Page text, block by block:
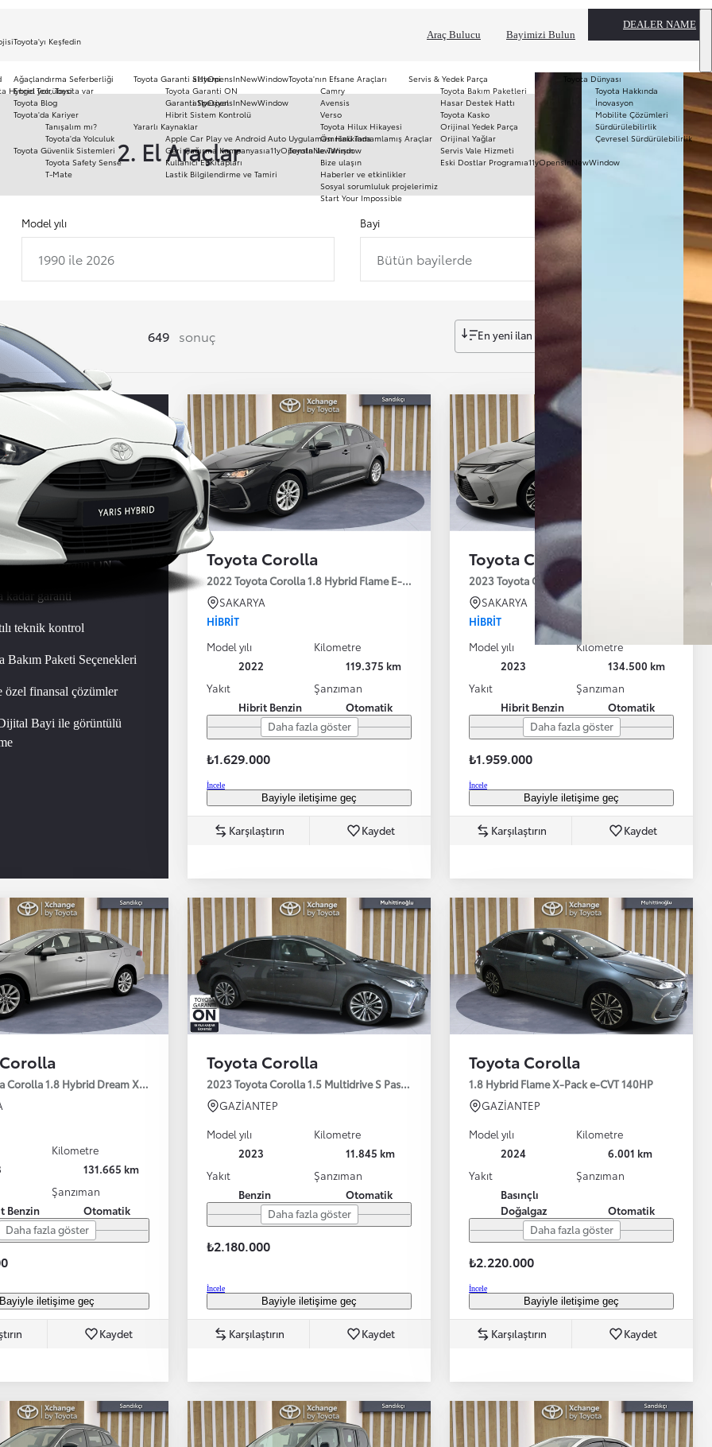
Araç Bulucu Bayimizi Bulun
DEALER NAME
Bayinizle görüntülü görüşün
Toyota kirala: Rent a Toyota
Toyota Garanti Sistemi
Toyota Garanti ON
Garanti Spesiyal
Hibrit Sistem Kontrolü
Yararlı Kaynaklar
Apple Car Play ve Android Auto Uygulaması Hakkında
Geri Çağırma Kampanyasıa11yOpensInNewWindow
Kullanıcı El Kitapları
Lastik Bilgilendirme ve Tamiri
Servis & Yedek Parça
Toyota Bakım Paketleri
Hasar Destek Hattı
Toyota Kasko
Orijinal Yedek Parça
Orijinal Yağlar
Servis Vale Hizmeti
Eski Dostlar Programıa11yOpensInNewWindow
Hybrid Tecrübesi
Toyota'yı Keşfedin
Ağaçlandırma Seferberliği
a11yOpensInNewWindow
Engel yok, Toyota var
Toyota Blog
a11yOpensInNewWindow
Toyota'da Kariyer
Tanışalım mı?
Toyota'da Yolculuk
Toyota Güvenlik Sistemleri
Toyota Safety Sense
T-Mate
Toyota'nın Efsane Araçları
Camry
Avensis
Verso
Toyota Hilux Hikayesi
Ömrünü Tamamlamış Araçlar
Toyota ile Tanışın
Bize ulaşın
Haberler ve etkinlikler
Sosyal sorumluluk projelerimiz
Start Your Impossible
Toyota Dünyası
Toyota Hakkında
İnovasyon
Mobilite Çözümleri
Sürdürülebilirlik
Çevresel Sürdürülebilirlik
2. El Araçlar
Model yılı
1990 ile 2026
Bayi
Bütün bayilerde
649 sonuç En yeni ilan
Toyota Garanti ON
kadar garanti
teknik kontrol
Bakım Paketi Seçenekleri
özel finansal çözümler
Bayi ile görüntülü
Toyota Corolla
2022 Toyota Corolla 1.8 Hybrid Flame E-CVT 122HP
SAKARYA
HIBRIT
Model yılı
2022
Kilometre
119.375 km
Yakıt
Hibrit Benzin
Şanzıman
Otomatik
Daha fazla göster
₺1.629.000
İncele
Bayiyle iletişime geç
Karşılaştırın Kaydet
Toyota Corolla
2023 Toyota Corolla 1.8 Hybrid Passion X-Pack E-
SAKARYA
HIBRIT
Model yılı
2023
Kilometre
134.500 km
Yakıt
Hibrit Benzin
Şanzıman
Otomatik
Daha fazla göster
₺1.959.000
İncele
Bayiyle iletişime geç
Karşılaştırın Kaydet
Corolla 1.8 Hybrid Dream X-Pack e-CVT 140HP
Kilometre
131.665 km
Benzin
Şanzıman
Otomatik
Daha fazla göster
Bayiyle iletişime geç
Kaydet
Toyota Corolla
2023 Toyota Corolla 1.5 Multidrive S Passion X-Pack 125HP
GAZİANTEP
Model yılı
2023
Kilometre
11.845 km
Yakıt
Benzin
Şanzıman
Otomatik
Daha fazla göster
₺2.180.000
İncele
Bayiyle iletişime geç
Karşılaştırın Kaydet
Toyota Corolla
1.8 Hybrid Flame X-Pack e-CVT 140HP
GAZİANTEP
Model yılı
2024
Kilometre
6.001 km
Yakıt
Basınçlı
Doğalgaz
Şanzıman
Otomatik
Daha fazla göster
₺2.220.000
İncele
Bayiyle iletişime geç
Karşılaştırın Kaydet